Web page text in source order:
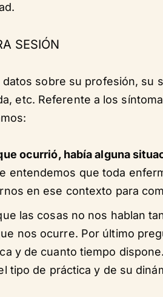
SESIÓN
sobre su profesión, su
etc. Referente a los
ocurrió, había alguna
entendemos que toda
en ese contexto para
las cosas no nos hablan
nos ocurre. Por último
y de cuanto tiempo
tipo de práctica y de su